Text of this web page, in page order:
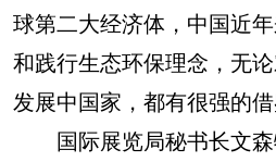
球第二大经济体，中国近
和践行生态环保理念，无
发展中国家，都有很强的借
国际展览局秘书长文森